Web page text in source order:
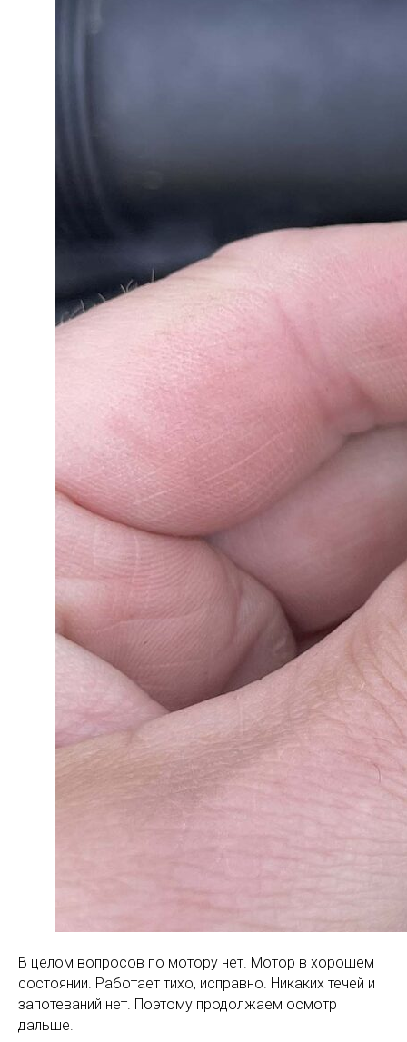
В целом вопросов по мотору нет. Мотор в хорошем
состоянии. Работает тихо, исправно. Никаких течей и
запотеваний нет. Поэтому продолжаем осмотр
дальше.